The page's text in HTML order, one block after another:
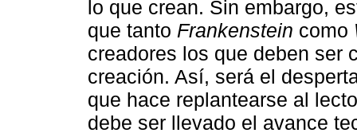
lo que crean. Sin embargo,
que tanto Frankenstein como
creadores los que deben ser
creación. Así, será el
que hace replantearse al
debe ser llevado el avance